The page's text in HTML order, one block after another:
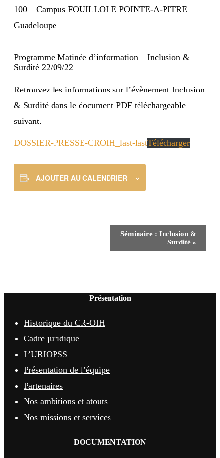
100 – Campus FOUILLOLE POINTE-A-PITRE
Guadeloupe
Programme Matinée d’information – Inclusion &
Surdité 22/09/22
Retrouvez les informations sur l’évènement Inclusion
& Surdité dans le document PDF téléchargeable
suivant.
DOSSIER-PRESSE-CROIH_last-lastTélécharger
AJOUTER AU CALENDRIER
Séminaire : Inclusion &
Surdité »
Présentation
Historique du CR-OIH
Cadre juridique
L’URIOPSS
Présentation de l’équipe
Partenaires
Nos ambitions et atouts
Nos missions et services
DOCUMENTATION